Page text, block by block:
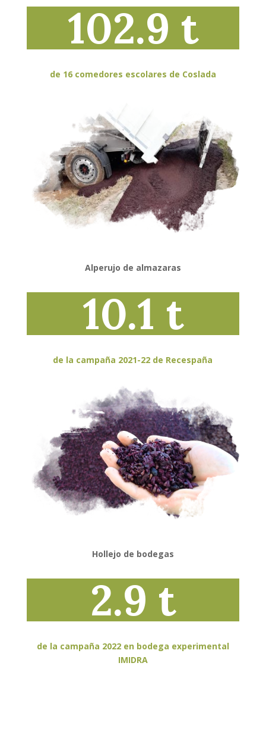
102.9 t
de 16 comedores escolares de Coslada
Alperujo de almazaras
10.1 t
de la campaña 2021-22 de Recespaña
Hollejo de bodegas
2.9 t
de la campaña 2022 en bodega experimental
IMIDRA